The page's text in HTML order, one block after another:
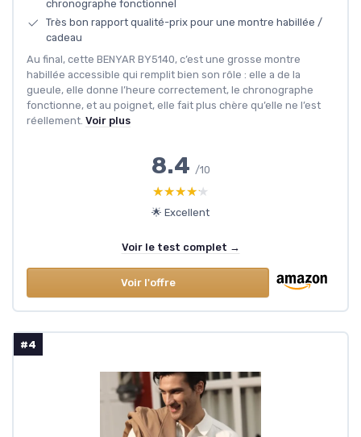
chronographe fonctionnel
Très bon rapport qualité-prix pour une montre habillée /
cadeau
Au final, cette BENYAR BY5140, c’est une grosse montre
habillée accessible qui remplit bien son rôle : elle a de la
gueule, elle donne l’heure correctement, le chronographe
fonctionne, et au poignet, elle fait plus chère qu’elle ne l’est
réellement. Voir plus
8.4 /10
★★★★★
★★★★★
🌟 Excellent
Voir le test complet →
Voir l'offre
#4